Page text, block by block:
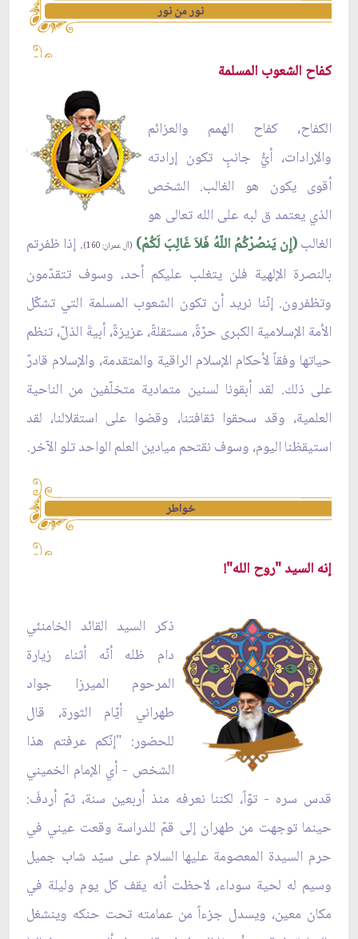
نور من نور
كفاح الشعوب المسلمة
الكفاح، كفاح الهمم والعزائم
والإرادات، أيُّ جانبٍ تكون إرادته
أقوى يكون هو الغالب. الشخص
الذي يعتمد ق لبه على الله تعالى هو
الغالب(إِن يَنصُرْكُمُ اللّهُ فَلاَ غَالِبَ لَكُمْ) (آل عمران: 160)
. إذا ظفرتم
بالنصرة الإلهية فلن يتغلب عليكم أحد، وسوف تتقدّمون
وتظفرون. إنّنا نريد أن تكون الشعوب المسلمة التي تشكّل
الأمة الإسلامية الكبرى حرّةً، مستقلةً، عزيزةً، أبيةَ الذلّ، تنظم
حياتها وفقاً لأحكام الإسلام الراقية والمتقدمة، والإسلام قادرٌ
على ذلك. لقد أبقونا لسنين متمادية متخلّفين من الناحية
العلمية، وقد سحقوا ثقافتنا، وقضوا على استقلالنا، لقد
استيقظنا اليوم، وسوف نقتحم ميادين العلم الواحد تلو الآخر.
خواطر
إنه السيد "روح الله"!
ذكر السيد القائد الخامنئي
دام ظله أنّه أثناء زيارة
المرحوم الميرزا جواد
طهراني أيّام الثورة، قال
للحضور: "إنّكم عرفتم هذا
الشخص - أي الإمام الخميني
قدس سره - توّاً، لكننا نعرفه منذ أربعين سنة، ثمّ أردفَ:
حينما توجهت من طهران إلى قمّ للدراسة وقعت عيني في
حرم السيدة المعصومة عليها السلام على سيّد شاب جميل
وسيم له لحية سوداء، لاحظت أنه يقف كل يوم وليلة في
مكان معين، ويسدل جزءاً من عمامته تحت حنكه وينشغل